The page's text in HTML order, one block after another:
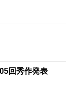
回秀作発表